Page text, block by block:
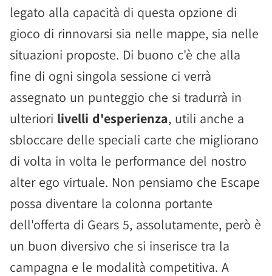
legato alla capacità di questa opzione di
gioco di rinnovarsi sia nelle mappe, sia nelle
situazioni proposte. Di buono c'è che alla
fine di ogni singola sessione ci verrà
assegnato un punteggio che si tradurrà in
ulteriori livelli d'esperienza, utili anche a
sbloccare delle speciali carte che migliorano
di volta in volta le performance del nostro
alter ego virtuale. Non pensiamo che Escape
possa diventare la colonna portante
dell'offerta di Gears 5, assolutamente, però è
un buon diversivo che si inserisce tra la
campagna e le modalità competitiva. A